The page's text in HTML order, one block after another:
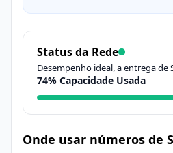
Status da Rede
Desempenho ideal, a entrega de
74% Capacidade Usada
Onde usar números de